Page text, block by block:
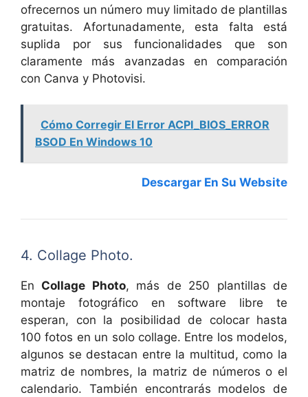
ofrecernos un número muy limitado de plantillas
gratuitas. Afortunadamente, esta falta está
suplida por sus funcionalidades que son
claramente más avanzadas en comparación
con Canva y Photovisi.
Cómo Corregir El Error ACPI_BIOS_ERROR
BSOD En Windows 10
Descargar En Su Website
4. Collage Photo.
En Collage Photo, más de 250 plantillas de
montaje fotográfico en software libre te
esperan, con la posibilidad de colocar hasta
100 fotos en un solo collage. Entre los modelos,
algunos se destacan entre la multitud, como la
matriz de nombres, la matriz de números o el
calendario. También encontrarás modelos de